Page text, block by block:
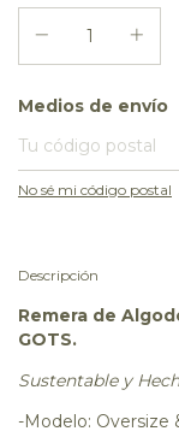
Entregas para el CP:
Medios de envío
No sé mi código postal
Descripción
Remera de
GOTS.
Sustentable y
-Modelo: Oversize